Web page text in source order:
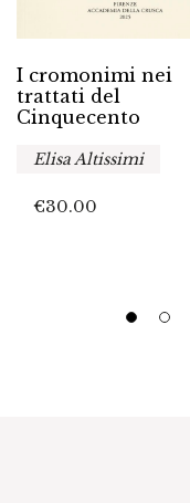
I cromonimi nei
trattati del
Cinquecento
Elisa Altissimi
€30.00